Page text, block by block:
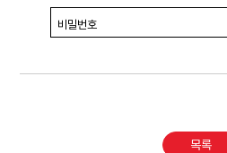
비밀번호
목록
권리찾기수첩 검색
찾아보기